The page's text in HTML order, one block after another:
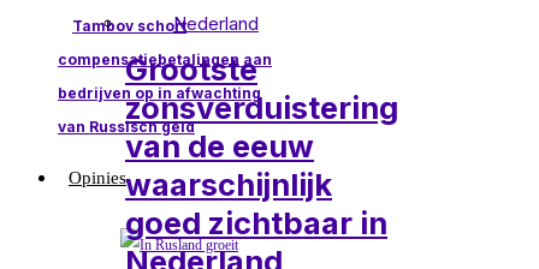
Tambov schort
compensatiebetalingen aan
bedrijven op in afwachting
van Russisch geld
Opinies
Grootste
zonsverduistering
van de eeuw
waarschijnlijk
goed zichtbaar in
Nederland